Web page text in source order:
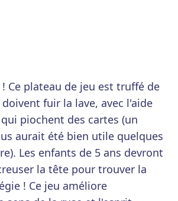
Ce plateau de jeu est truffé de
fuir la lave, avec l'aide
piochent des cartes (un
aurait été bien utile quelques
Les enfants de 5 ans devront
la tête pour trouver la
! Ce jeu améliore